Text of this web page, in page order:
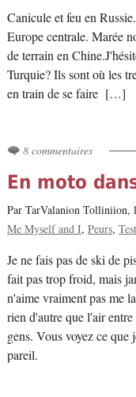
Canicule et feu en
Europe centrale. Marée
de terrain en
Turquie? Ils sont où les
en train de se faire […]
8 commentaires
En moto
Par TarValanion Tolliniion,
Me Myself and I Peurs
Je ne fais pas de ski de
fait pas trop froid, mais
n'aime vraiment pas me
rien d'autre que l'air
gens. Vous voyez ce
pareil.